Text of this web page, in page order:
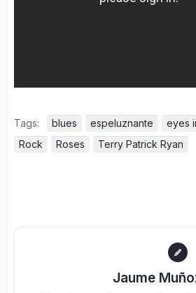
Tags: blues espeluznante eyes
Rock
Roses Terry Patrick Ryan
Jaume